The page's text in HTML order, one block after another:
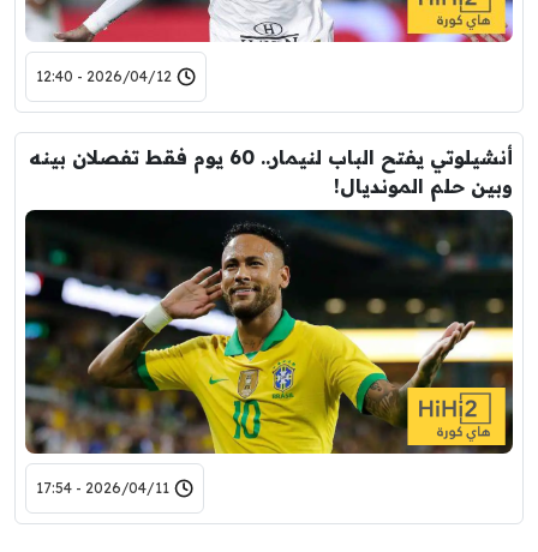
2026/04/12 - 12:40
أنشيلوتي يفتح الباب لنيمار.. 60 يوم فقط تفصلان بينه
وبين حلم المونديال!
2026/04/11 - 17:54